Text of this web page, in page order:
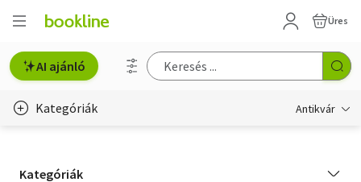
Üres
AI ajánló
Kategóriák Antikvár
Kategória
Kategóriák